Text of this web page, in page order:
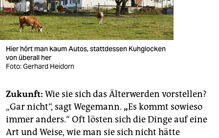
Hier hört man kaum Autos, stattdessen Kuhglocken
von überall her
Foto: Gerhard Heidorn
Zukunft: Wie sie sich das Älterwerden vorstellen?
„Gar nicht“, sagt Wegemann. „Es kommt sowieso
immer anders.“ Oft lösten sich die Dinge auf eine
Art und Weise, wie man sie sich nicht hätte